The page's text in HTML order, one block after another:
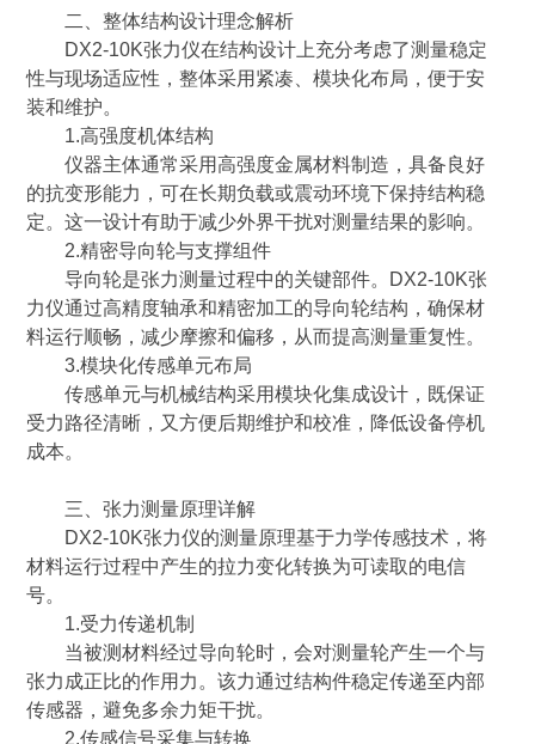
二、整体结构设计理念解析
DX2-10K张力仪在结构设计上充分考虑了测量稳定
性与现场适应性，整体采用紧凑、模块化布局，便于安
装和维护。
1.高强度机体结构
仪器主体通常采用高强度金属材料制造，具备良好
的抗变形能力，可在长期负载或震动环境下保持结构稳
定。这一设计有助于减少外界干扰对测量结果的影响。
2.精密导向轮与支撑组件
导向轮是张力测量过程中的关键部件。DX2-10K张
力仪通过高精度轴承和精密加工的导向轮结构，确保材
料运行顺畅，减少摩擦和偏移，从而提高测量重复性。
3.模块化传感单元布局
传感单元与机械结构采用模块化集成设计，既保证
受力路径清晰，又方便后期维护和校准，降低设备停机
成本。
三、张力测量原理详解
DX2-10K张力仪的测量原理基于力学传感技术，将
材料运行过程中产生的拉力变化转换为可读取的电信
号。
1.受力传递机制
当被测材料经过导向轮时，会对测量轮产生一个与
张力成正比的作用力。该力通过结构件稳定传递至内部
传感器，避免多余力矩干扰。
2.传感信号采集与转换